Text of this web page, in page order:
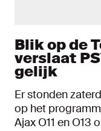
Blik op de
verslaat
gelijk
Er stonden
op het
Ajax O11 en O13